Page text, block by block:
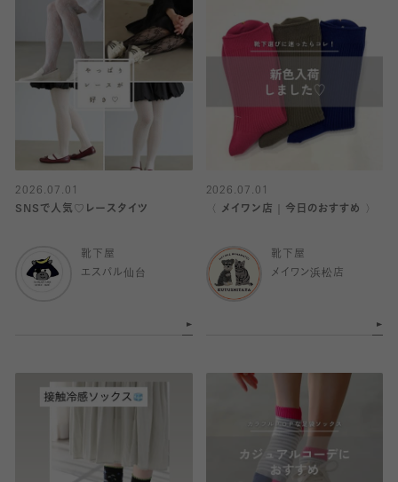
2026.07.01
SNSで人気♡レースタイツ
靴下屋
エスパル仙台
2026.07.01
〈 メイワン店｜今日のおすすめ 〉
靴下屋
メイワン浜松店